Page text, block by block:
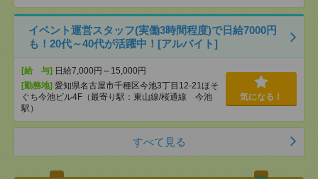
イベント運営スタッフ(実働3時間程度)で日給7000円
も！20代～40代が活躍中！[アルバイト]
[給 与] 日給7,000円～15,000円
[勤務地] 愛知県名古屋市千種区今池3丁目12-21ほそ
ぐち今池ビル4F（最寄り駅：東山線/桜通線 今池
駅）
気になる！
すべて見る